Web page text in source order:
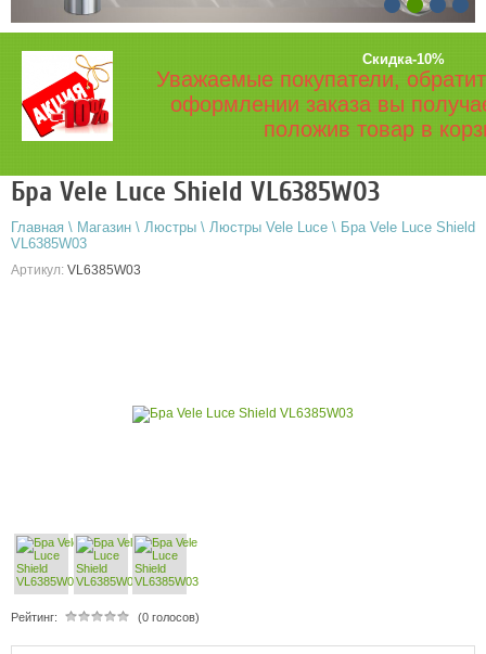
Скидка-10%
Уважаемые покупатели,
оформлении заказа вы
положив товар в
Бра Vele Luce Shield VL6385W03
Главная \ Магазин \ Люстры \ Люстры Vele Luce \ Бра Vele Luce Shield
VL6385W03
Артикул: VL6385W03
Рейтинг: (0 голосов)